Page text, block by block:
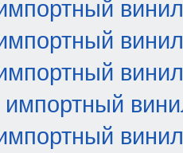
винил
винил
винил
винил